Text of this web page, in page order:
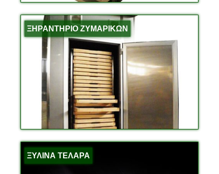
ΞΗΡΑΝΤΗΡΙΟ ΖΥΜΑΡΙΚΩΝ
ΞΥΛΙΝΑ ΤΕΛΑΡΑ